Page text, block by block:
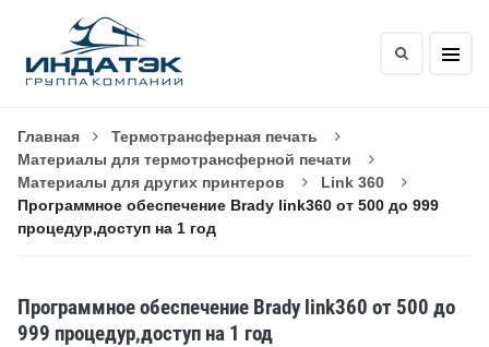
Главная
Термотрансферная печать
Материалы для термотрансферной печати
Материалы для других принтеров
Link 360
Программное обеспечение Brady link360 от 500 до 999
процедур,доступ на 1 год
Программное обеспечение Brady link360 от 500 до
999 процедур,доступ на 1 год